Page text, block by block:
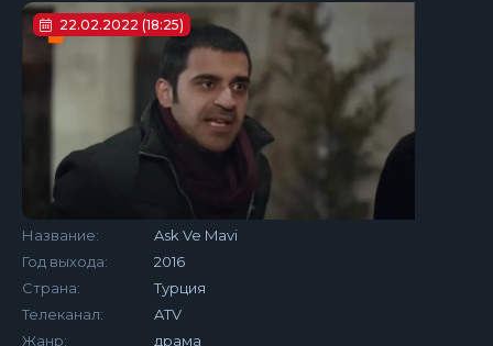
22.02.2022 (18:25)
Название:
Ask Ve Mavi
Год выхода:
2016
Страна:
Турция
Телеканал:
ATV
Жанр:
драма